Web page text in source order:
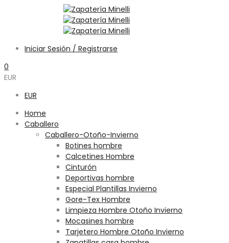
Iniciar Sesión / Registrarse
0
EUR
EUR
Home
Caballero
Caballero-Otoño-Invierno
Botines hombre
Calcetines Hombre
Cinturón
Deportivas hombre
Especial Plantillas Invierno
Gore-Tex Hombre
Limpieza Hombre Otoño Invierno
Mocasines hombre
Tarjetero Hombre Otoño Invierno